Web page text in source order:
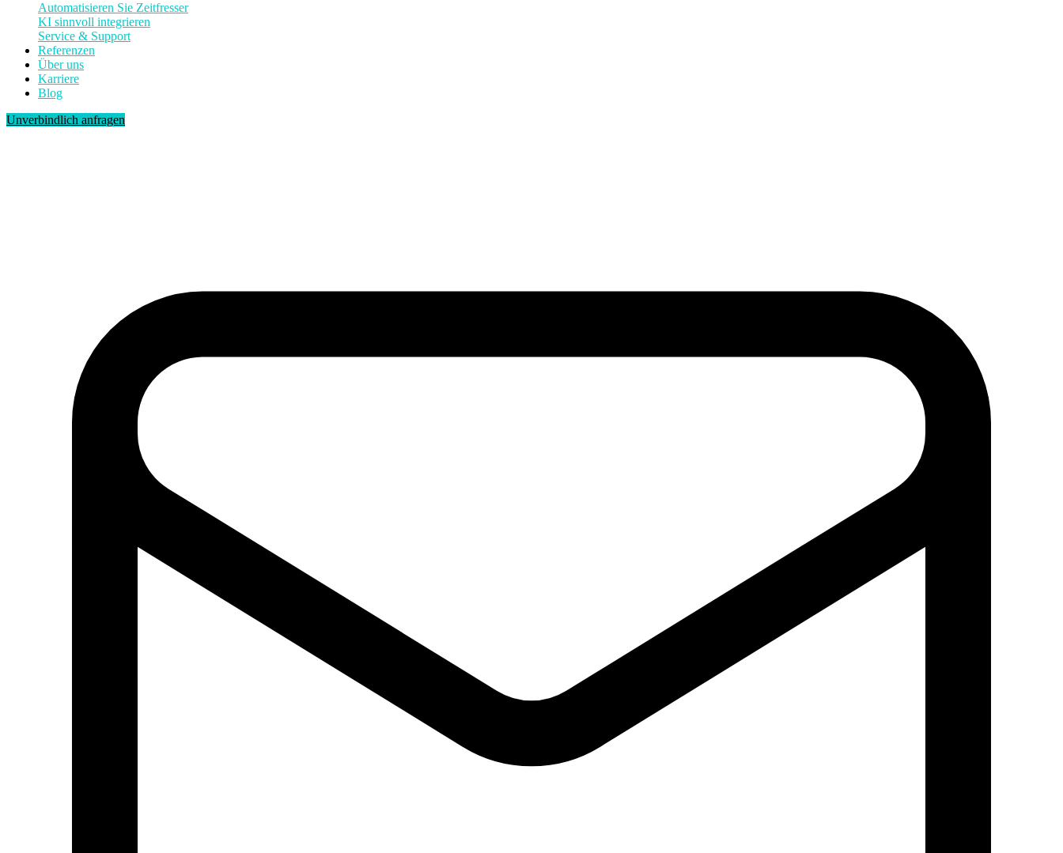
Automatisieren Sie Zeitfresser
KI sinnvoll integrieren
Service & Support
Referenzen
Über uns
Karriere
Blog
Unverbindlich anfragen